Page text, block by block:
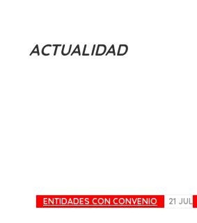
ACTUALIDAD
ENTIDADES CON CONVENIO 21 JUL